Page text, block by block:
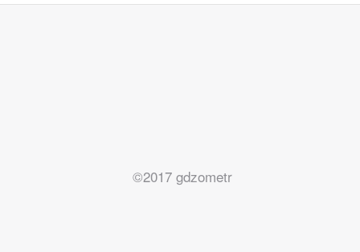
©2017 gdzometr